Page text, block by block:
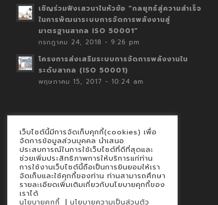
เชิญร่วมฟังเสวนาในหัวข้อ “กลยุทธ์สู่ความสำเร็จ
ในการพัฒนาระบบการจัดการพลังงานสู่
มาตรฐานสากล ISO 50001”
กรกฎาคม 24, 2018 - 9:26 pm
โครงการส่งเสริมระบบการจัดการพลังงานใน
ระดับสากล (ISO 50001)
พฤษภาคม 15, 2017 - 10:24 am
Contact
นโยบายคุกกี้
นโยบายข้อมูลส่วนบุคคล
เว็บไซต์นี้มีการจัดเก็บคุกกี้(cookies) เพื่อ
จัดการข้อมูลส่วนบุคคล นำเสนอ
ประสบการณ์ในการใช้เว็บไซต์ที่ดีที่สุดและ
ช่วยเพิ่มประสิทธิภาพการให้บริการแก่ท่าน
การใช้งานเว็บไซต์นี้ถือเป็นการยินยอมให้เรา
จัดเก็บและใช้คุกกี้ของท่าน ท่านสามารถศึกษา
รายละเอียดเพิ่มเติมเกี่ยวกับนโยบายคุกกี้ของ
เราได้
นโยบายคุกกี้ | นโยบายความเป็นส่วนตัว